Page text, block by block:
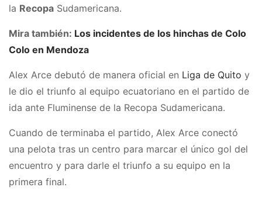
la Recopa Sudamericana.
Mira también: Los incidentes de los hinchas de Colo
Colo en Mendoza
Alex Arce debutó de manera oficial en Liga de Quito y
le dio el triunfo al equipo ecuatoriano en el partido de
ida ante Fluminense de la Recopa Sudamericana.
Cuando de terminaba el partido, Alex Arce conectó
una pelota tras un centro para marcar el único gol del
encuentro y para darle el triunfo a su equipo en la
primera final.